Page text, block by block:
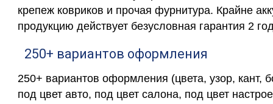
крепеж ковриков и прочая фурнитура. Крайне
продукцию действует безусловная гарантия 2
250+ вариантов оформления
250+ вариантов оформления (цвета, узор, кант,
под цвет авто, под цвет салона, под цвет